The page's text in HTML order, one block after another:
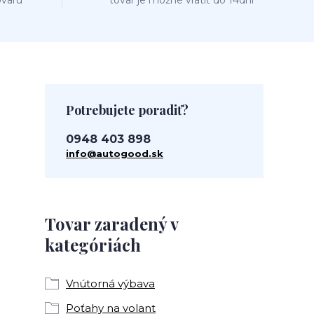
Tovar zaradený v
kategóriách
Vnútorná výbava
Poťahy na volant
Potrebujete poradiť?
0948 403 898
info@autogood.sk